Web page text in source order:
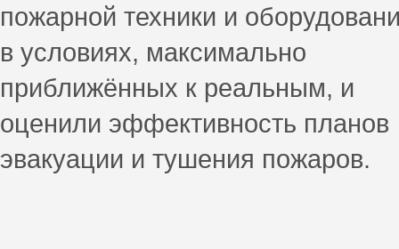
пожарной техники и
в условиях, максимально
приближённых к реальным, и
оценили эффективность планов
эвакуации и тушения пожаров.